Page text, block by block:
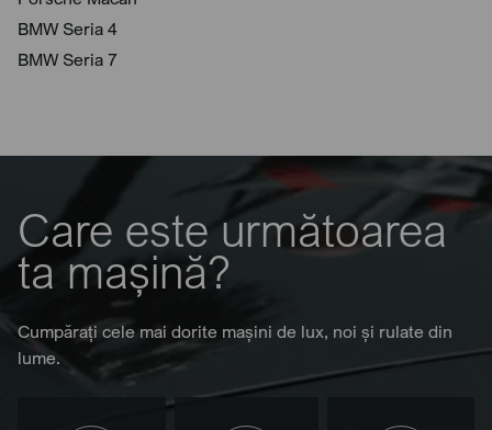
BMW Seria 4
BMW Seria 7
Care este următoarea
ta mașină?
Cumpărați cele mai dorite mașini de lux, noi și rulate din
lume.